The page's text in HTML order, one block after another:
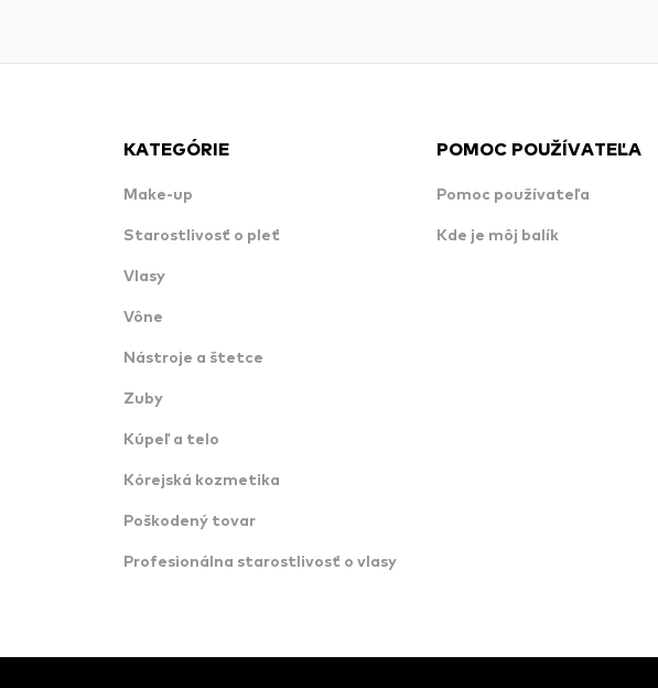
KATEGÓRIE
Make-up
Starostlivosť o pleť
Vlasy
Vône
Nástroje a štetce
Zuby
Kúpeľ a telo
Kórejská kozmetika
Poškodený tovar
Profesionálna starostlivosť o vlasy
POMOC POUŽÍVATEĽA
Pomoc používateľa
Kde je môj balík